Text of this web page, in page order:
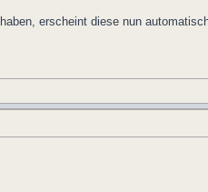
erscheint diese nun